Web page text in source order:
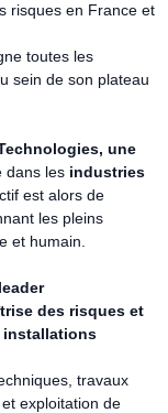
risques en France et
toutes les
sein de son plateau
une
dans les industries
est alors de
les pleins
et humain.
des risques et
installations
travaux
exploitation de